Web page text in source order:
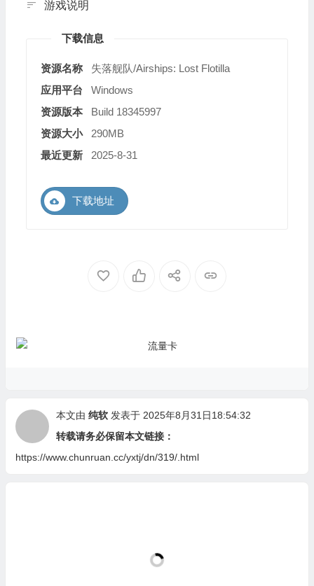
游戏说明
下载信息
资源名称
失落舰队/Airships: Lost Flotilla
应用平台
Windows
资源版本
Build 18345997
资源大小
290MB
最近更新
2025-8-31
下载地址
本文由 纯软发表于 2025年8月31日18:54:32
转载请务必保留本文链接：
https://www.chunruan.cc/yxtj/dn/319/.html